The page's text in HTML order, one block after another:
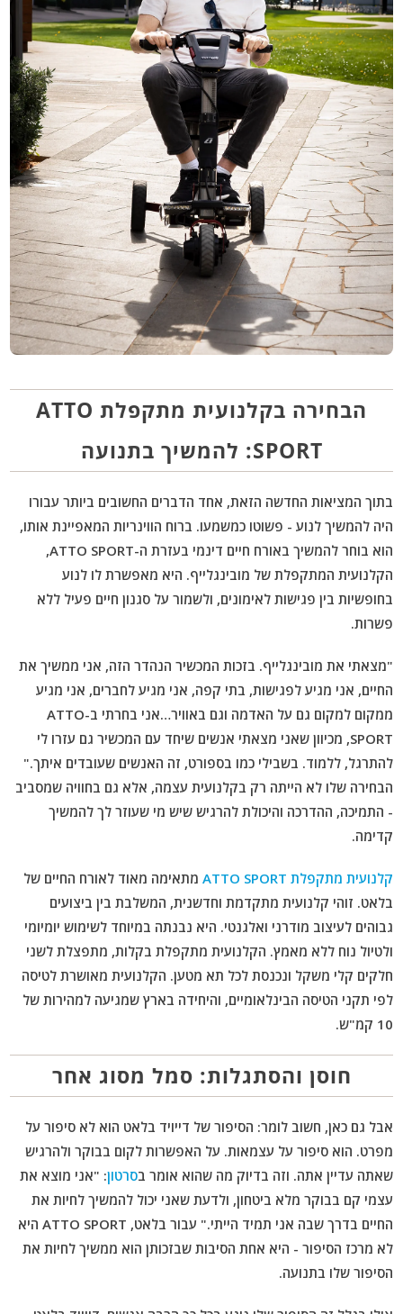
הבחירה בקלנועית מתקפלת ATTO
SPORT: להמשיך בתנועה
בתוך המציאות החדשה הזאת, אחד הדברים החשובים ביותר עבורו
היה להמשיך לנוע - פשוטו כמשמעו. ברוח הווינריות המאפיינת אותו,
הוא בוחר להמשיך באורח חיים דינמי בעזרת ה-ATTO SPORT,
הקלנועית המתקפלת של מובינגלייף. היא מאפשרת לו לנוע
בחופשיות בין פגישות לאימונים, ולשמור על סגנון חיים פעיל ללא
פשרות.
"מצאתי את מובינגלייף. בזכות המכשיר הנהדר הזה, אני ממשיך את
החיים, אני מגיע לפגישות, בתי קפה, אני מגיע לחברים, אני מגיע
ממקום למקום גם על האדמה וגם באוויר…אני בחרתי ב-ATTO
SPORT, מכיוון שאני מצאתי אנשים שיחד עם המכשיר גם עזרו לי
להתרגל, ללמוד. בשבילי כמו בספורט, זה האנשים שעובדים איתך."
הבחירה שלו לא הייתה רק בקלנועית עצמה, אלא גם בחוויה שמסביב
- התמיכה, ההדרכה והיכולת להרגיש שיש מי שעוזר לך להמשיך
קדימה.
קלנועית מתקפלת ATTO SPORT
מתאימה מאוד לאורח החיים של
בלאט. זוהי קלנועית מתקדמת וחדשנית, המשלבת בין ביצועים
גבוהים לעיצוב מודרני ואלגנטי. היא נבנתה במיוחד לשימוש יומיומי
ולטיול נוח ללא מאמץ. הקלנועית מתקפלת בקלות, מתפצלת לשני
חלקים קלי משקל ונכנסת לכל תא מטען. הקלנועית מאושרת לטיסה
לפי תקני הטיסה הבינלאומיים, והיחידה בארץ שמגיעה למהירות של
10 קמ"ש.
חוסן והסתגלות: סמל מסוג אחר
אבל גם כאן, חשוב לומר: הסיפור של דייויד בלאט הוא לא סיפור על
מפרט. הוא סיפור על עצמאות. על האפשרות לקום בבוקר ולהרגיש
שאתה עדיין אתה. וזה בדיוק מה שהוא אומר בסרטון: "אני מוצא את
עצמי קם בבוקר מלא ביטחון, ולדעת שאני יכול להמשיך לחיות את
החיים בדרך שבה אני תמיד הייתי." עבור בלאט, ATTO SPORT היא
לא מרכז הסיפור - היא אחת הסיבות שבזכותן הוא ממשיך לחיות את
הסיפור שלו בתנועה.